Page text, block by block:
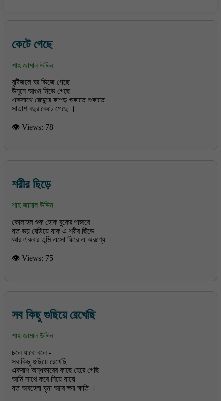
কেটে গেছে
শাহ জামাল উদ্দিন
বৃষ্টিজলে ঘর ভিজে গেছে
উনুনে আগুন নিভে গেছে
একসাথে রোদ্দুরে কাপড় শুকাতে শুকাতে
সাতাশ বছর কেটে গেছে ।
👁 Views: 78
শরীর ছিড়ে
শাহ জামাল উদ্দিন
কোলাহল শুরু হোক বুকের পাজরে
যত ভয় বেড়িয়ে যাক এ শরীর ছিঁড়ে
আর একবার তুমি এসো ফিরে এ অরণ্যে ।
👁 Views: 75
সব কিছু গুছিয়ে রেখেছি
শাহ জামাল উদ্দিন
চলে যাবো বলে -
সব কিছু গুছিয়ে রেখেছি
একরাশ অন্ধকারের কাছে হেরে গেছি
আমি সাথে করে নিয়ে যাবো
যত অবহেলা ঘৃনা আার ক্ষয় ক্ষতি ।